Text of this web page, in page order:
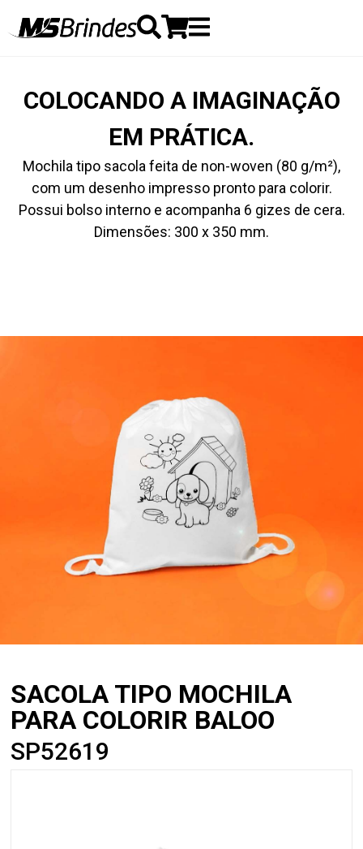
COLOCANDO A IMAGINAÇÃO
EM PRÁTICA.
Mochila tipo sacola feita de non-woven (80 g/m²),
com um desenho impresso pronto para colorir.
Possui bolso interno e acompanha 6 gizes de cera.
Dimensões: 300 x 350 mm.
SACOLA TIPO MOCHILA
PARA COLORIR BALOO
SP52619